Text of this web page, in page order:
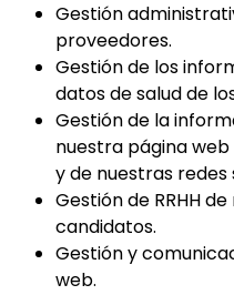
Gestión
proveedores.
Gestión de los
datos de salud de
Gestión de la
nuestra página web
y de nuestras redes
Gestión de RRHH
candidatos.
Gestión y
web.